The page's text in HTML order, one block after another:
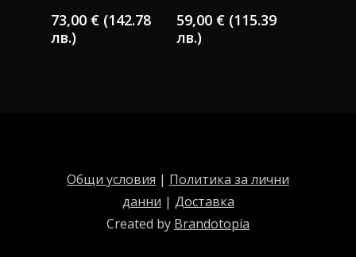
73,00 € (142.78
лв.)
59,00 € (115.39
лв.)
Общи условия | Политика за лични
данни | Доставка
Created by Brandotopia